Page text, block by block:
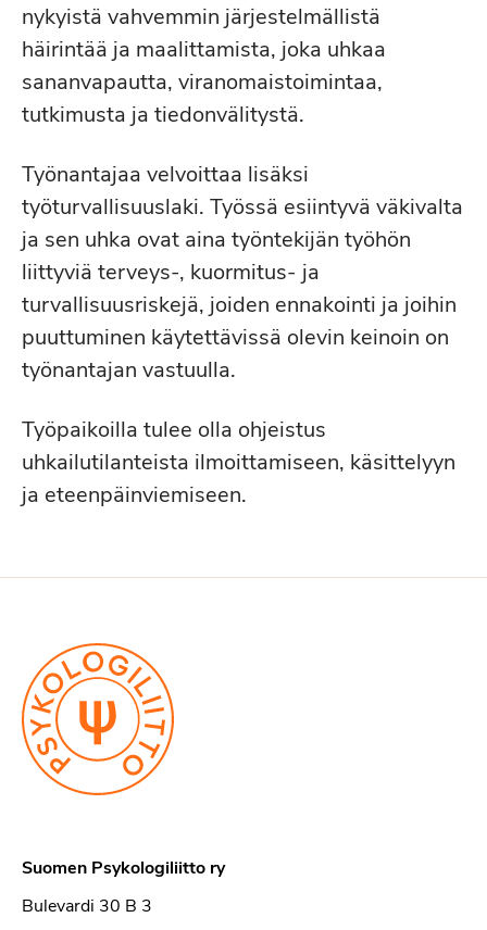
nykyistä vahvemmin järjestelmällistä
häirintää ja maalittamista, joka uhkaa
sananvapautta, viranomaistoimintaa,
tutkimusta ja tiedonvälitystä.
Työnantajaa velvoittaa lisäksi
työturvallisuuslaki. Työssä esiintyvä väkivalta
ja sen uhka ovat aina työntekijän työhön
liittyviä terveys-, kuormitus- ja
turvallisuusriskejä, joiden ennakointi ja joihin
puuttuminen käytettävissä olevin keinoin on
työnantajan vastuulla.
Työpaikoilla tulee olla ohjeistus
uhkailutilanteista ilmoittamiseen, käsittelyyn
ja eteenpäinviemiseen.
Suomen Psykologiliitto ry
Bulevardi 30 B 3